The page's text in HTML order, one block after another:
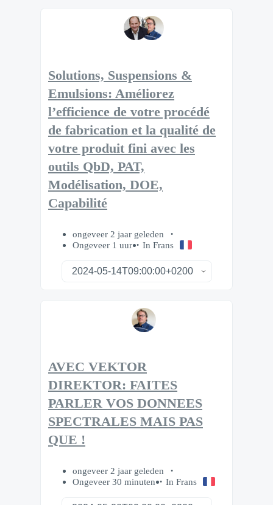
Solutions, Suspensions &
Emulsions: Améliorez
l’efficience de votre procédé
de fabrication et la qualité de
votre produit fini avec les
outils QbD, PAT,
Modélisation, DOE,
Capabilité
ongeveer 2 jaar geleden
Ongeveer 1 uur
In Frans
AVEC VEKTOR
DIREKTOR: FAITES
PARLER VOS DONNEES
SPECTRALES MAIS PAS
QUE !
ongeveer 2 jaar geleden
Ongeveer 30 minuten
In Frans